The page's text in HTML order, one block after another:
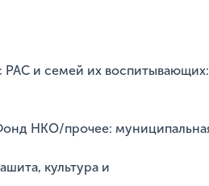
и семей их
НКО/прочее:
культура и